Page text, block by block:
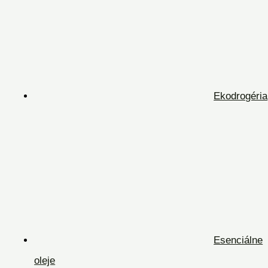
Ekodrogéria
Esenciálne
oleje